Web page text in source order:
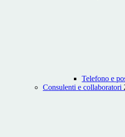
Telefono e
Consulenti e collaboratori